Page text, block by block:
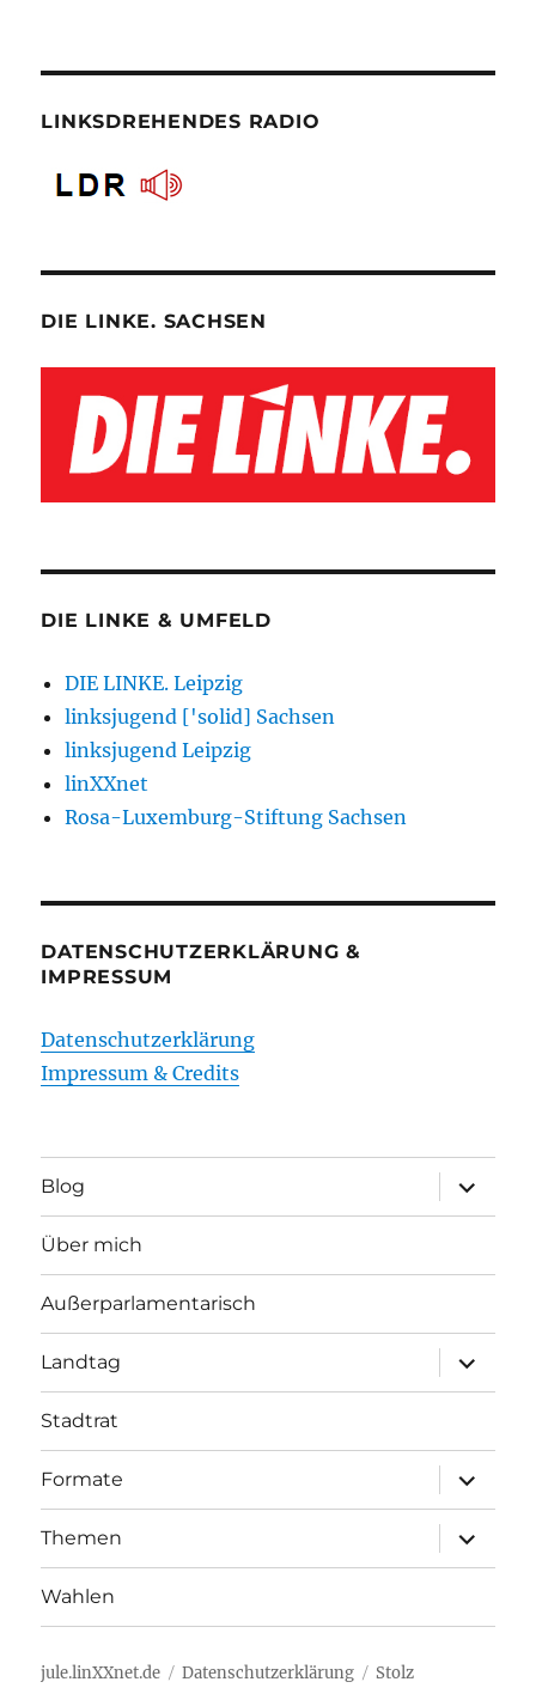
LINKSDREHENDES RADIO
DIE LINKE. SACHSEN
DIE LINKE & UMFELD
DIE LINKE. Leipzig
linksjugend ['solid] Sachsen
linksjugend Leipzig
linXXnet
Rosa-Luxemburg-Stiftung Sachsen
DATENSCHUTZERKLÄRUNG &
IMPRESSUM
Datenschutzerklärung
Impressum & Credits
Blog
öffnen
Über mich
Außerparlamentarisch
Landtag
öffnen
Stadtrat
Formate
öffnen
Themen
öffnen
Wahlen
jule.linXXnet.de Datenschutzerklärung
Stolz